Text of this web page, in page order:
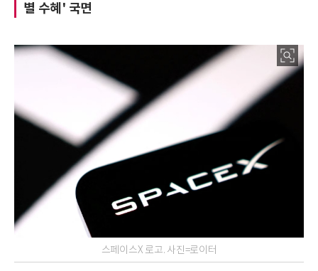
별 수혜' 국면
스페이스X 로고. 사진=로이터